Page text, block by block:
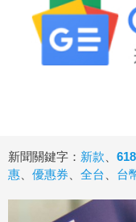
新聞關鍵字： 新款、 618
惠、 優惠券、 全台、 台